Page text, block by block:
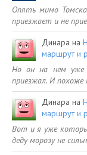
Опять мимо
приезжает и не
Динара на
маршрут и
Но он на нем уже
приезжал. И
Динара на
маршрут и
Вот и я уже
деду морозу не